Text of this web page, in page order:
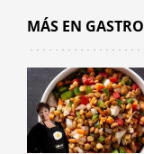
MÁS EN GASTRO